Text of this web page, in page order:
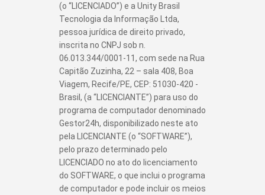
(o “LICENCIADO”) e a Unity Brasil
Tecnologia da Informação Ltda,
pessoa jurídica de direito privado,
inscrita no CNPJ sob n.
06.013.344/0001-11, com sede na Rua
Capitão Zuzinha, 22 – sala 408, Boa
Viagem, Recife/PE, CEP: 51030-420 -
Brasil, (a “LICENCIANTE”) para uso do
programa de computador denominado
Gestor24h, disponibilizado neste ato
pela LICENCIANTE (o “SOFTWARE”),
pelo prazo determinado pelo
LICENCIADO no ato do licenciamento
do SOFTWARE, o que inclui o programa
de computador e pode incluir os meios